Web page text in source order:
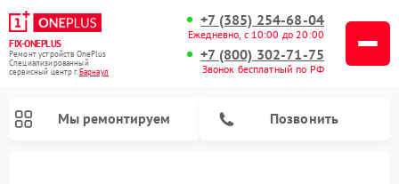
FIX-ONEPLUS
Ремонт устройств OnePlus
Специализированный
cервисный центр г.Барнаул
+7 (385) 254-68-04
Ежедневно, с 10:00 до 20:00
+7 (800) 302-71-75
Звонок бесплатный по РФ
Мы ремонтируем Позвонить